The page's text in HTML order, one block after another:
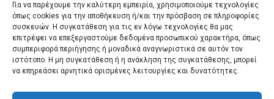
Για να παρέχουμε την καλύτερη εμπειρία, χρησιμοποιούμε τεχνολογίες
όπως cookies για την αποθήκευση ή/και την πρόσβαση σε πληροφορίες
συσκευών. Η συγκατάθεση για τις εν λόγω τεχνολογίες θα μας
επιτρέψει να επεξεργαστούμε δεδομένα προσωπικού χαρακτήρα, όπως
συμπεριφορά περιήγησης ή μοναδικά αναγνωριστικά σε αυτόν τον
ιστότοπο. Η μη συγκατάθεση ή η ανάκληση της συγκατάθεσης, μπορεί
να επηρεάσει αρνητικά ορισμένες λειτουργίες και δυνατότητες.
Αρχική Νέα του Συλλόγου Θέματα e-Magazino